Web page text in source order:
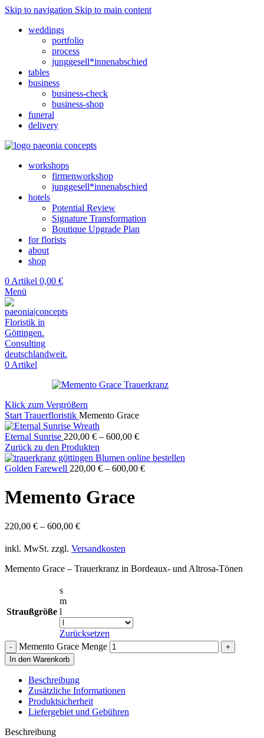
Skip to navigation Skip to main content
weddings
portfolio
process
junggesell*innenabschied
tables
business
business-check
business-shop
funeral
delivery
workshops
firmenworkshop
junggesell*innenabschied
hotels
Potential Review
Signature Transformation
Boutique Upgrade Plan
for florists
about
shop
0 Artikel 0,00 €
Menü
0 Artikel
Klick zum Vergrößern
Start Trauerfloristik Memento Grace
Eternal Sunrise 220,00 € – 600,00 €
Zurück zu den Produkten
Golden Farewell 220,00 € – 600,00 €
Memento Grace
220,00 € – 600,00 €
inkl. MwSt. zzgl. Versandkosten
Memento Grace – Trauerkranz in Bordeaux- und Altrosa-Tönen
Straußgröße
s
m
l
Zurücksetzen
Memento Grace Menge
In den Warenkorb
Beschreibung
Zusätzliche Informationen
Produktsicherheit
Liefergebiet und Gebühren
Beschreibung